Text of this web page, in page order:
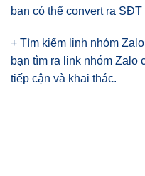
bạn có thể convert ra
+ Tìm kiếm linh nhóm
bạn tìm ra link nhóm Zalo
tiếp cận và khai thác.